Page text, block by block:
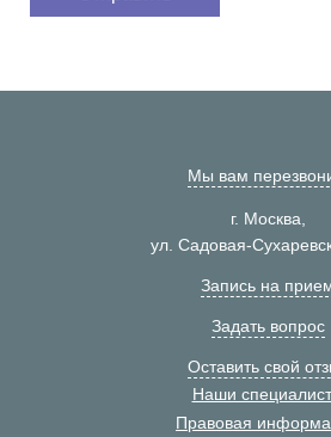
Мы вам
г. Москва,
ул. Садовая-
Запись на
Задать вопрос
Оставить свой
Наши
Правовая